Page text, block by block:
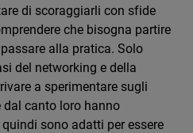
di scoraggiarli con sfide
che bisogna partire
alla pratica. Solo
del networking e della
a sperimentare sugli
dal canto loro hanno
sono adatti per essere